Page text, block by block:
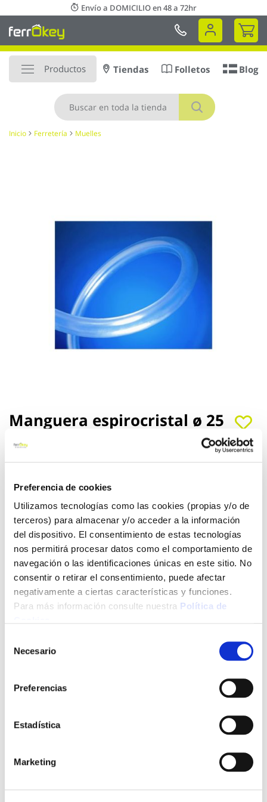
Preferencia de cookies
Utilizamos tecnologías como las cookies (propias y/o de
terceros) para almacenar y/o acceder a la información
del dispositivo. El consentimiento de estas tecnologías
nos permitirá procesar datos como el comportamiento de
navegación o las identificaciones únicas en este sitio. No
consentir o retirar el consentimiento, puede afectar
negativamente a ciertas características y funciones.
Para más información consulte nuestra Política de
Necesario
Preferencias
Estadística
Marketing
al
contenido
Envío a DOMICILIO en 48 a 72hr
Mi
Productos
Buscar
Tiendas Folletos Blog
Inicio Ferretería Muelles
Manguera espirocristal ø 25
x 31 mm 50 m espiroflex
Espiroflex Ref:23003860
Características Material atóxico, apta para uso alimentario.
Gran flexibilidad y permeabilidad. Alta resistencia a la rotura
por alargamiento. Soporta temperaturas entre -10 ºC y 60 ºC.
Gran resistencia a los agentes atmosféricos. Aplicaciones
Conducción de líquidos con baja presión. Industria en
general. Construcción (como nivel). Instalaciones sanitarias
110,50 €
Añadir al carrito
en nuestras tiendas
5 días hábiles
+ INFO
Saltar
al
de
la
de